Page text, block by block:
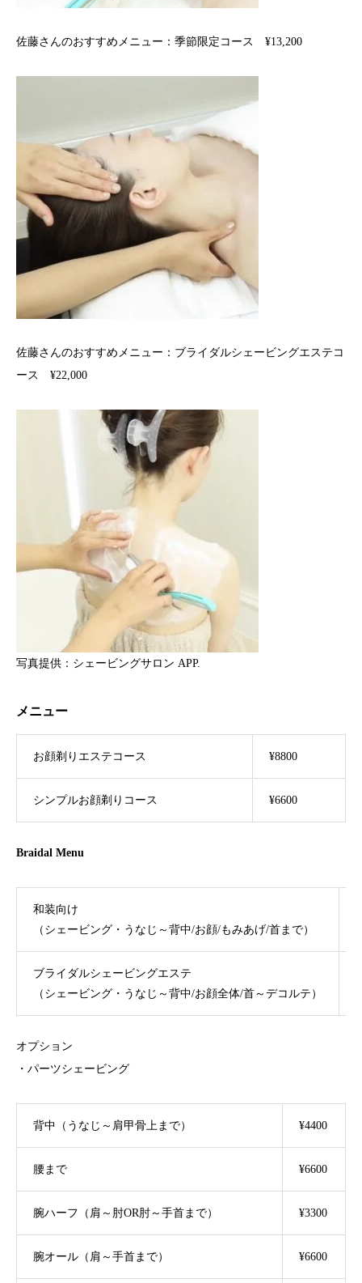
佐藤さんのおすすめメニュー：季節限定コース ¥13,200
佐藤さんのおすすめメニュー：ブライダルシェービングエステコ
ース ¥22,000
写真提供：シェービングサロン APP.
メニュー
お顔剃りエステコース ¥8800
シンプルお顔剃りコース ¥6600
Braidal Menu
和装向け
（シェービング・うなじ～背中/お顔/もみあげ/首まで）
ブライダルシェービングエステ
（シェービング・うなじ～背中/お顔全体/首～デコルテ）
オプション
・パーツシェービング
背中（うなじ～肩甲骨上まで） ¥4400
腰まで ¥6600
腕ハーフ（肩～肘OR肘～手首まで） ¥3300
腕オール（肩～手首まで） ¥6600